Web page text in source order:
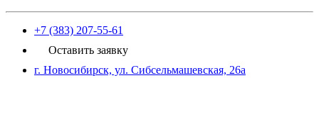
+7 (383) 207-55-61
Оставить заявку
г. Новосибирск, ул. Сибсельмашевская, 26а